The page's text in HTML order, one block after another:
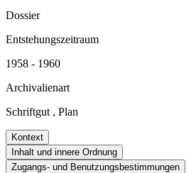
Dossier
Entstehungszeitraum
1958 - 1960
Archivalienart
Schriftgut , Plan
Kontext
Inhalt und innere Ordnung
Zugangs- und Benutzungsbestimmungen